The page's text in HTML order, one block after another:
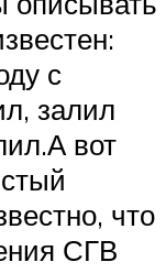
с
залил
вот
что
СГВ